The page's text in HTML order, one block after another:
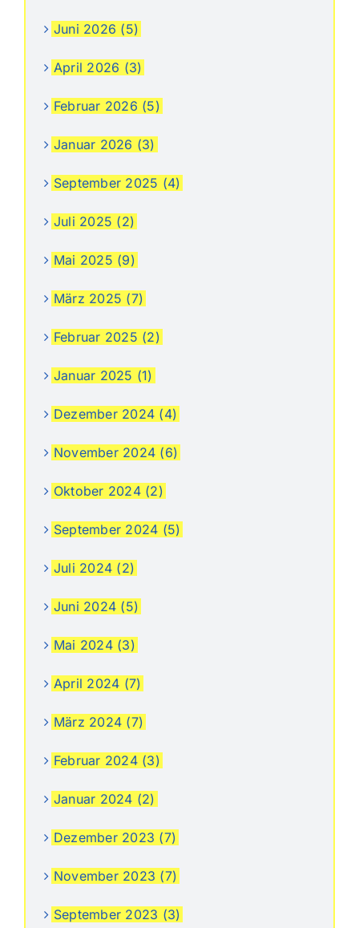
Juni 2026 (5)
April 2026 (3)
Februar 2026 (5)
Januar 2026 (3)
September 2025 (4)
Juli 2025 (2)
Mai 2025 (9)
März 2025 (7)
Februar 2025 (2)
Januar 2025 (1)
Dezember 2024 (4)
November 2024 (6)
Oktober 2024 (2)
September 2024 (5)
Juli 2024 (2)
Juni 2024 (5)
Mai 2024 (3)
April 2024 (7)
März 2024 (7)
Februar 2024 (3)
Januar 2024 (2)
Dezember 2023 (7)
November 2023 (7)
September 2023 (3)